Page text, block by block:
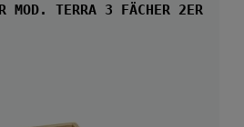
TERRA 3 FÄCHER 2ER